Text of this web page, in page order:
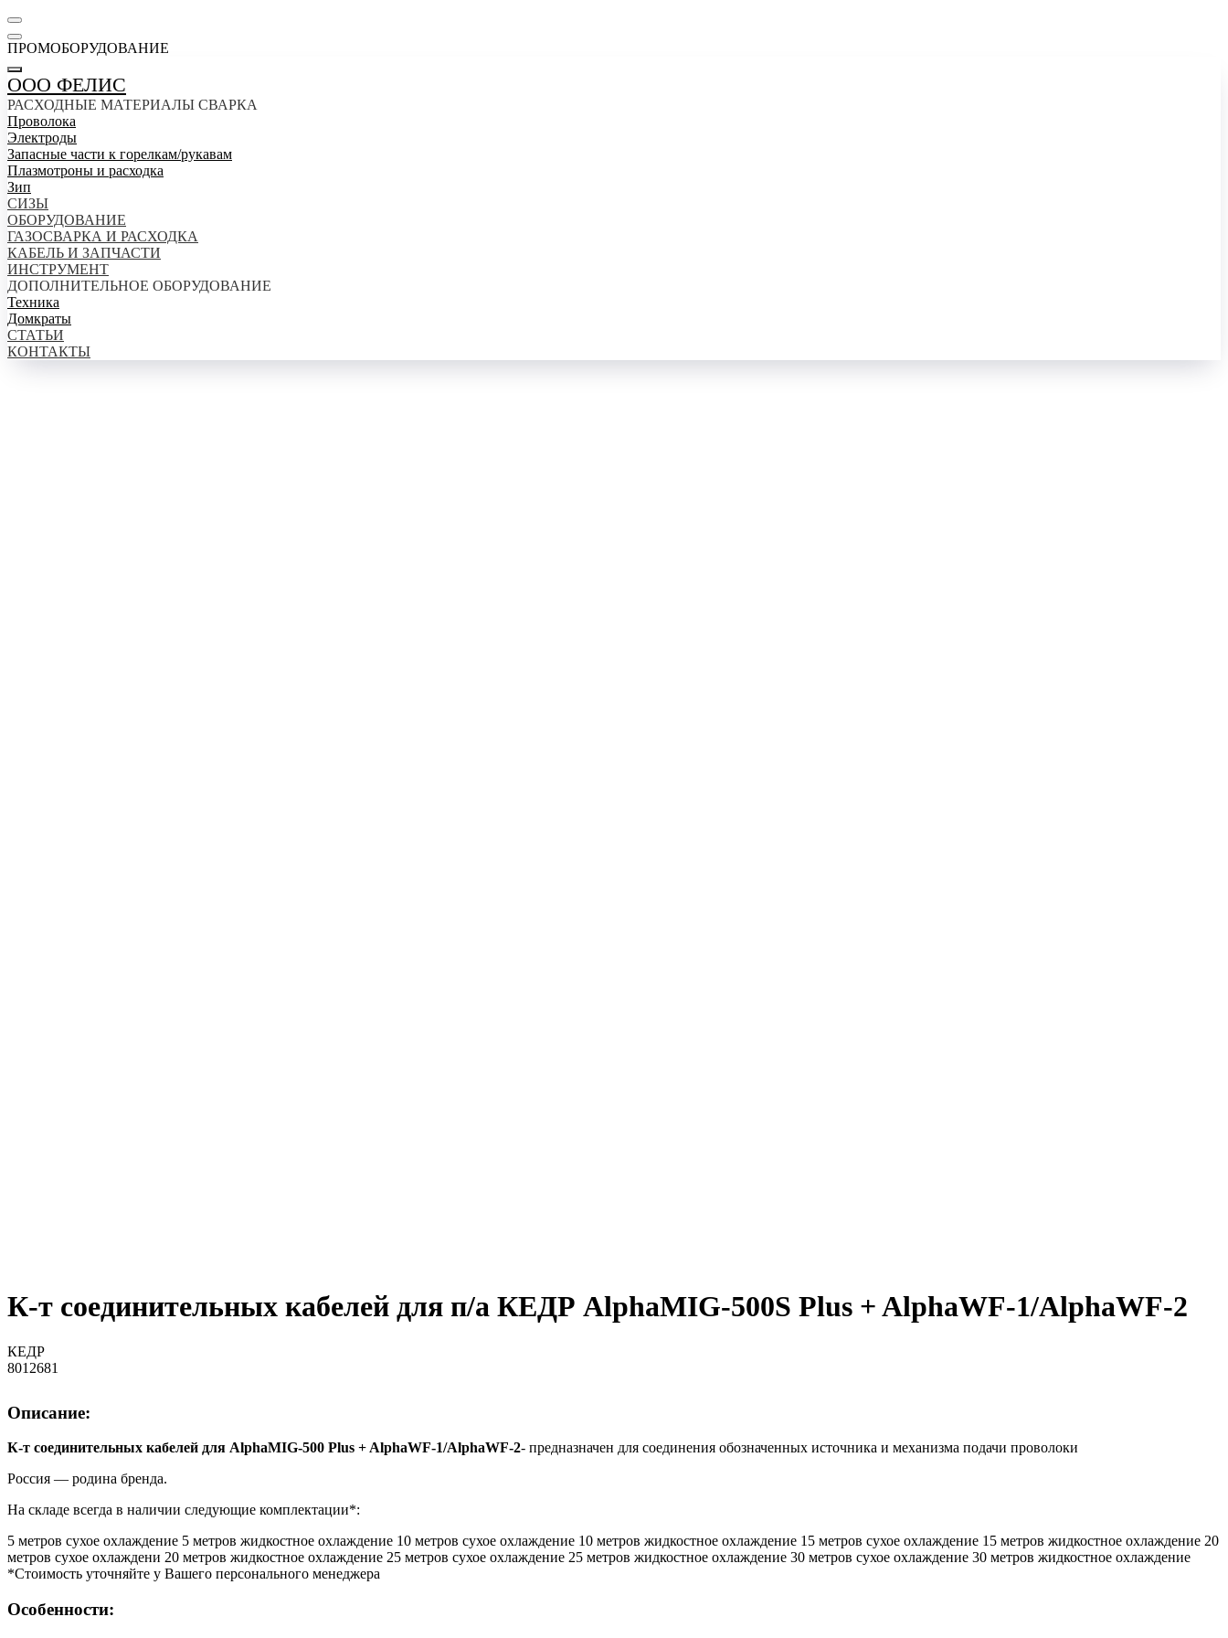
ПРОМОБОРУДОВАНИЕ
ООО ФЕЛИС
РАСХОДНЫЕ МАТЕРИАЛЫ СВАРКА
Проволока
Электроды
Запасные части к горелкам/рукавам
Плазмотроны и расходка
Зип
СИЗЫ
ОБОРУДОВАНИЕ
ГАЗОСВАРКА И РАСХОДКА
КАБЕЛЬ И ЗАПЧАСТИ
ИНСТРУМЕНТ
ДОПОЛНИТЕЛЬНОЕ ОБОРУДОВАНИЕ
Техника
Домкраты
СТАТЬИ
КОНТАКТЫ
К-т соединительных кабелей для п/а КЕДР AlphaMIG-500S Plus + AlphaWF-1/AlphaWF-2
КЕДР
8012681
Описание:
К-т соединительных кабелей для AlphaMIG-500 Plus + AlphaWF-1/AlphaWF-2- предназначен для соединения обозначенных источника и механизма подачи проволоки
Россия — родина бренда.
На складе всегда в наличии следующие комплектации*:
5 метров сухое охлаждение 5 метров жидкостное охлаждение 10 метров сухое охлаждение 10 метров жидкостное охлаждение 15 метров сухое охлаждение 15 метров жидкостное охлаждение 20
метров сухое охлаждени 20 метров жидкостное охлаждение 25 метров сухое охлаждение 25 метров жидкостное охлаждение 30 метров сухое охлаждение 30 метров жидкостное охлаждение
*Стоимость уточняйте у Вашего персонального менеджера
Особенности: